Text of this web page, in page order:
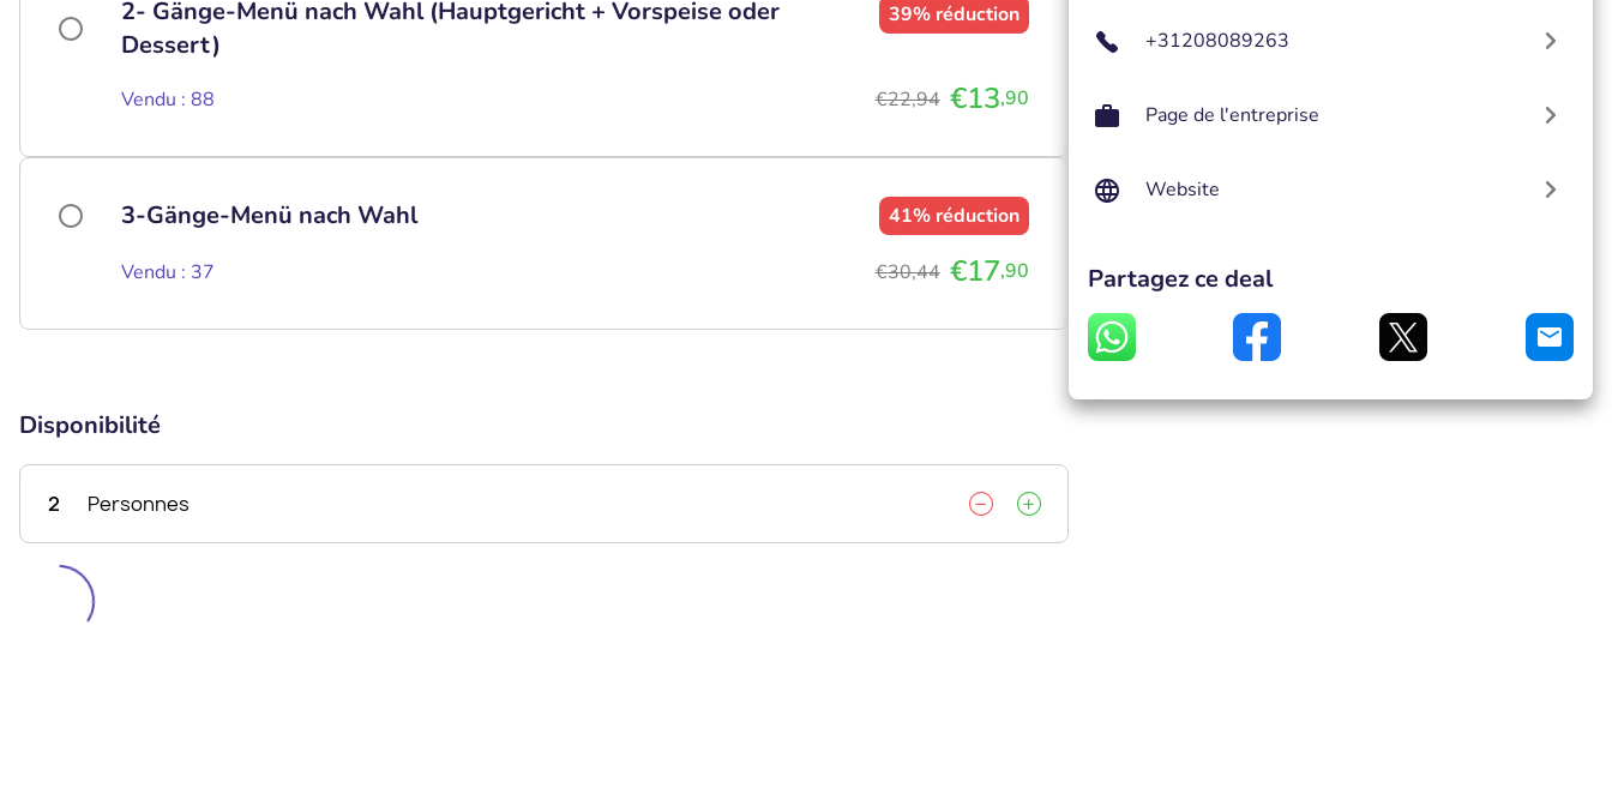
2- Gänge-Menü nach Wahl (Hauptgericht + Vorspeise oder
Dessert)
39% réduction
Vendu : 88 €22,94 €13,90
3-Gänge-Menü nach Wahl 41% réduction
Vendu : 37 €30,44 €17,90
Disponibilité
2 Personnes
+31208089263
Page de l'entreprise
Website
Partagez ce deal